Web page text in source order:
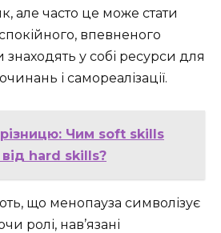
але часто це може стати
впевненого
знаходять у собі ресурси для
і самореалізації.
Чим soft skills
від hard skills?
що менопауза символізує
ролі, нав’язані